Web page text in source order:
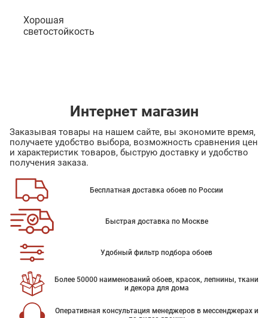
Хорошая
светостойкость
Интернет магазин
Заказывая товары на нашем сайте, вы экономите время,
получаете удобство выбора, возможность сравнения цен
и характеристик товаров, быструю доставку и удобство
получения заказа.
Бесплатная доставка обоев по России
Быстрая доставка по Москве
Удобный фильтр подбора обоев
Более 50000 наименований обоев, красок, лепнины, ткани
и декора для дома
Оперативная консультация менеджеров в мессенджерах и